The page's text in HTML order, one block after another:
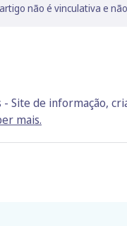
não é vinculativa e
- Site de informação,
mais.